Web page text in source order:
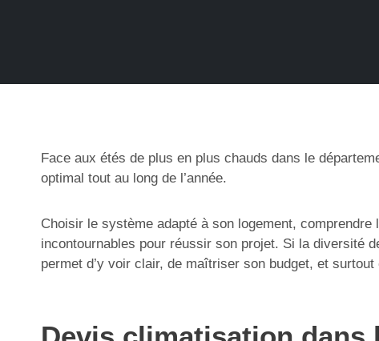
Face aux étés de plus en plus chauds dans le
optimal tout au long de l’année.
Choisir le système adapté à son logement,
incontournables pour réussir son projet. Si la diversité
permet d’y voir clair, de maîtriser son budget, et